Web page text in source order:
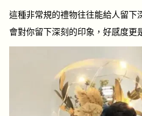
這種非常規的禮物往往能給人留下
會對你留下深刻的印象，好感度更